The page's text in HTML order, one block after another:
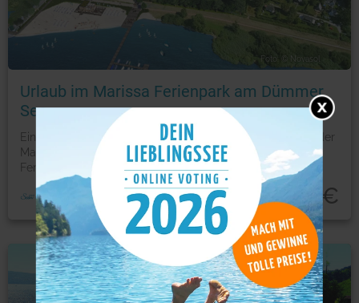
Foto: © Novasol
Urlaub im Marissa Ferienpark am Dümmer
See
Eingebettet in eine wunderschöne Naturlandschaft liegt der
Marissa Ferienpark mit seinen hochwertigen
Ferienhä
mehr
ab 110€
Urlaub